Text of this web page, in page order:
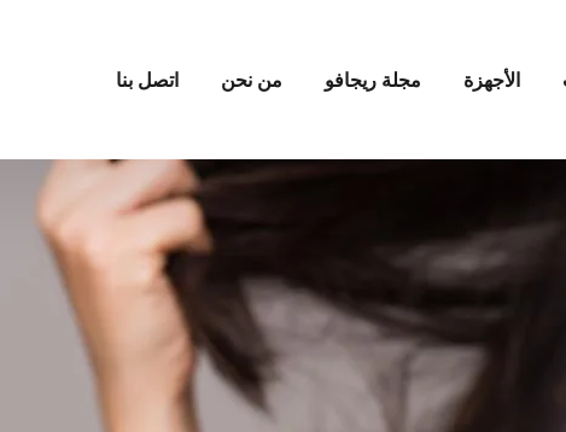
الأجهزة مجلة ريجافو من نحن اتصل بنا